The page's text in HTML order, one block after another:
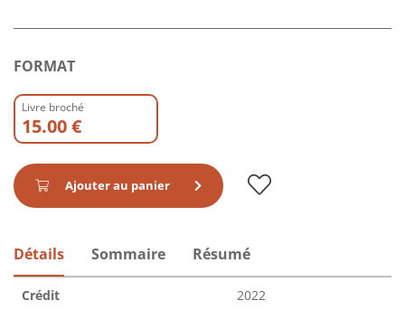
FORMAT
Livre broché
15.00 €
Ajouter au panier
Détails Sommaire Résumé
Crédit 2022